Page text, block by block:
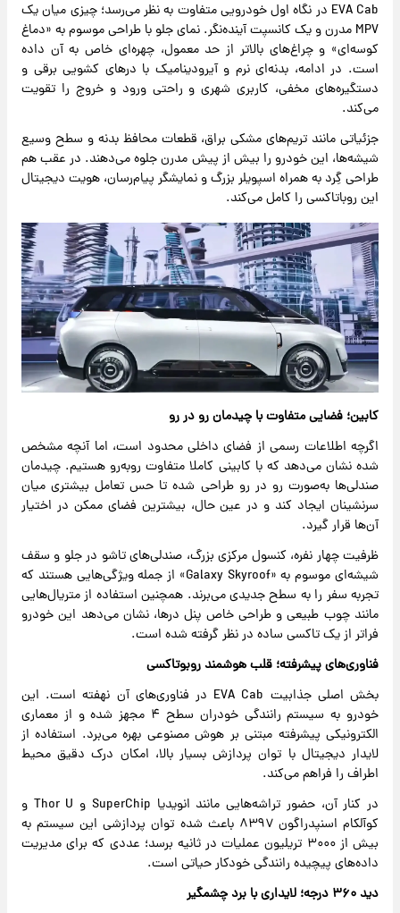
EVA Cab در نگاه اول خودرویی متفاوت به نظر می‌رسد؛ چیزی میان یک
MPV مدرن و یک کانسپت آینده‌نگر. نمای جلو با طراحی موسوم به «دماغ
کوسه‌ای» و چراغ‌های بالاتر از حد معمول، چهره‌ای خاص به آن داده
است. در ادامه، بدنه‌ای نرم و آیرودینامیک با درهای کشویی برقی و
دستگیره‌های مخفی، کاربری شهری و راحتی ورود و خروج را تقویت
می‌کند.
جزئیاتی مانند تریم‌های مشکی براق، قطعات محافظ بدنه و سطح وسیع
شیشه‌ها، این خودرو را بیش از پیش مدرن جلوه می‌دهند. در عقب هم
طراحی گِرد به همراه اسپویلر بزرگ و نمایشگر پیام‌رسان، هویت دیجیتال
این روباتاکسی را کامل می‌کند.
کابین؛ فضایی متفاوت با چیدمان رو در رو
اگرچه اطلاعات رسمی از فضای داخلی محدود است، اما آنچه مشخص
شده نشان می‌دهد که با کابینی کاملا متفاوت روبه‌رو هستیم. چیدمان
صندلی‌ها به‌صورت رو در رو طراحی شده تا حس تعامل بیشتری میان
سرنشینان ایجاد کند و در عین حال، بیشترین فضای ممکن در اختیار
آن‌ها قرار گیرد.
ظرفیت چهار نفره، کنسول مرکزی بزرگ، صندلی‌های تاشو در جلو و سقف
شیشه‌ای موسوم به «Galaxy Skyroof» از جمله ویژگی‌هایی هستند که
تجربه سفر را به سطح جدیدی می‌برند. همچنین استفاده از متریال‌هایی
مانند چوب طبیعی و طراحی خاص پنل درها، نشان می‌دهد این خودرو
فراتر از یک تاکسی ساده در نظر گرفته شده است.
فناوری‌های پیشرفته؛ قلب هوشمند روبوتاکسی
بخش اصلی جذابیت EVA Cab در فناوری‌های آن نهفته است. این
خودرو به سیستم رانندگی خودران سطح ۴ مجهز شده و از معماری
الکترونیکی پیشرفته مبتنی بر هوش مصنوعی بهره می‌برد. استفاده از
لایدار دیجیتال با توان پردازش بسیار بالا، امکان درک دقیق محیط
اطراف را فراهم می‌کند.
در کنار آن، حضور تراشه‌هایی مانند انویدیا SuperChip و Thor U و
کوآلکام اسنپدراگون ۸۳۹۷ باعث شده توان پردازشی این سیستم به
بیش از ۳۰۰۰ تریلیون عملیات در ثانیه برسد؛ عددی که برای مدیریت
داده‌های پیچیده رانندگی خودکار حیاتی است.
دید ۳۶۰ درجه؛ لایداری با برد چشمگیر